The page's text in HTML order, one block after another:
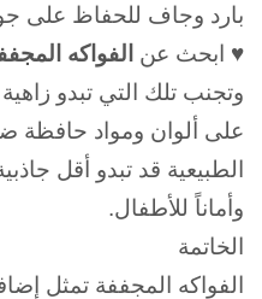
بارد وجاف للحفاظ على
♥ ابحث عن الفواكه
وتجنب تلك التي تبدو
على ألوان ومواد حافظة
الطبيعية قد تبدو أقل
وأماناً للأطفال.
الخاتمة
الفواكه المجففة تمثل